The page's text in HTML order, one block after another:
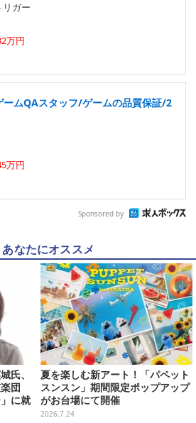
ガー
万円
ームQAスタッフ/ゲームの品質保証/2
万円
Sponsored by
なたにオススメ
氏、
団
に就
夏を楽しむ新アート！「パペット
スンスン」期間限定ポップアップ
がお台場にて開催
2026.7.24